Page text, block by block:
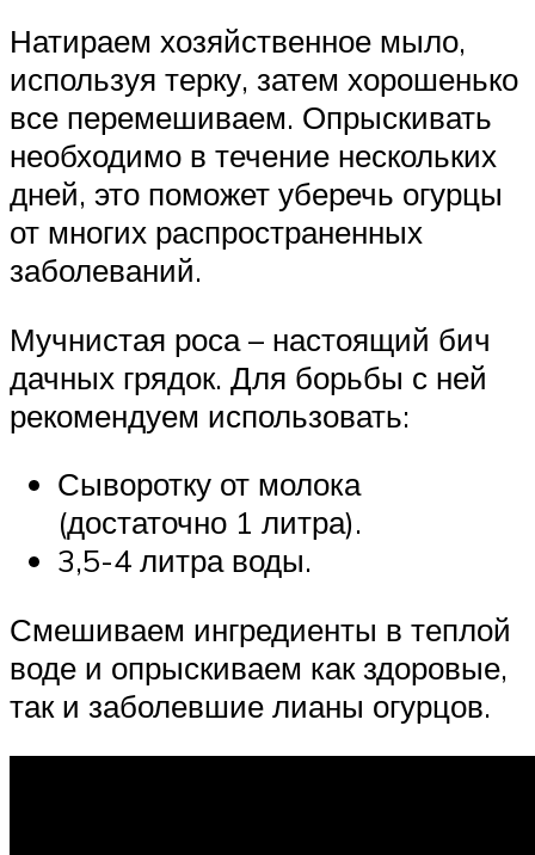
Натираем хозяйственное мыло,
используя терку, затем хорошенько
все перемешиваем. Опрыскивать
необходимо в течение нескольких
дней, это поможет уберечь огурцы
от многих распространенных
заболеваний.
Мучнистая роса – настоящий бич
дачных грядок. Для борьбы с ней
рекомендуем использовать:
Сыворотку от молока
(достаточно 1 литра).
3,5-4 литра воды.
Смешиваем ингредиенты в теплой
воде и опрыскиваем как здоровые,
так и заболевшие лианы огурцов.